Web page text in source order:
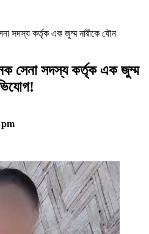
সদস্য কর্তৃক এক জুম্ম নারীকে যৌন
সেনা সদস্য কর্তৃক এক জুম্ম
pm